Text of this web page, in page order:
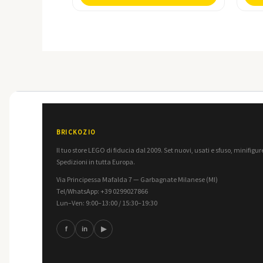
BRICKOZIO
Il tuo store LEGO di fiducia dal 2009. Set nuovi, usati e sfuso,
Spedizioni in tutta Europa.
Via Principessa Mafalda 7 — Garbagnate Milanese (MI)
Tel/WhatsApp: +39 0299027866
Lun–Ven: 9:00–13:00 / 15:30–19:30
f in ▶